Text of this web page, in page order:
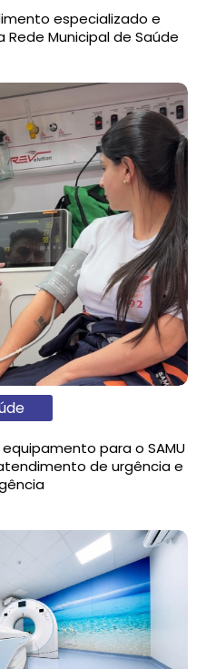
especializado e
Municipal de Saúde
para o SAMU
de urgência e